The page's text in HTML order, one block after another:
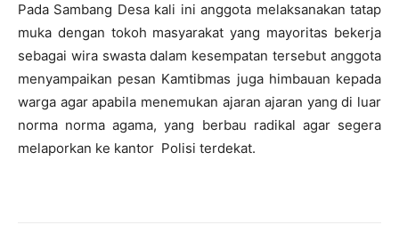
Pada Sambang Desa kali ini anggota melaksanakan tatap
muka dengan tokoh masyarakat yang mayoritas bekerja
sebagai wira swasta dalam kesempatan tersebut anggota
menyampaikan pesan Kamtibmas juga himbauan kepada
warga agar apabila menemukan ajaran ajaran yang di luar
norma norma agama, yang berbau radikal agar segera
melaporkan ke kantor Polisi terdekat.